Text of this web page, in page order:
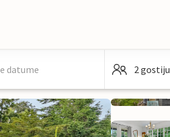
datume 2 gostiju